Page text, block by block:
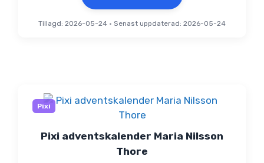
Tillagd: 2026-05-24 • Senast uppdaterad: 2026-05-24
Pixi
Pixi adventskalender Maria Nilsson
Thore